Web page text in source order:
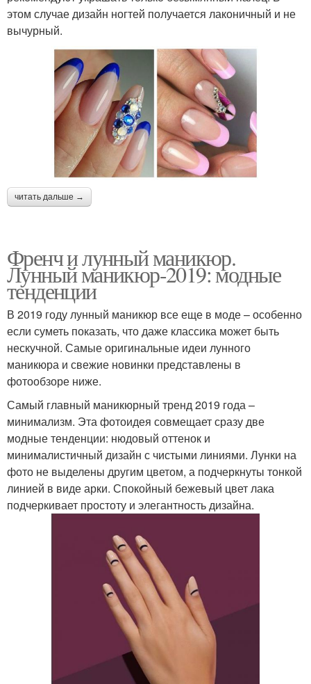
этом случае дизайн ногтей получается лаконичный и не
вычурный.
читать дальше →
Френч и лунный маникюр.
Лунный маникюр-2019: модные
тенденции
В 2019 году лунный маникюр все еще в моде – особенно
если суметь показать, что даже классика может быть
нескучной. Самые оригинальные идеи лунного
маникюра и свежие новинки представлены в
фотообзоре ниже.
Самый главный маникюрный тренд 2019 года –
минимализм. Эта фотоидея совмещает сразу две
модные тенденции: нюдовый оттенок и
минималистичный дизайн с чистыми линиями. Лунки на
фото не выделены другим цветом, а подчеркнуты тонкой
линией в виде арки. Спокойный бежевый цвет лака
подчеркивает простоту и элегантность дизайна.